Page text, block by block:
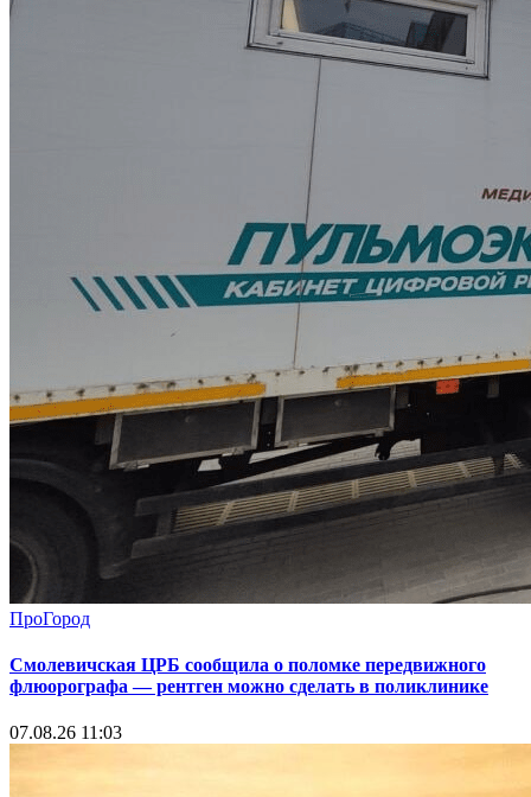
ПроГород
Смолевичская ЦРБ сообщила о поломке передвижного
флюорографа — рентген можно сделать в поликлинике
07.08.26 11:03